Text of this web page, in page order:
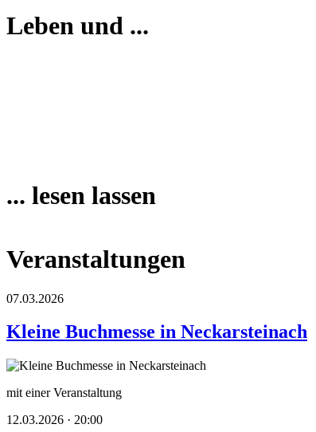
Leben und ...
... lesen lassen
Veranstaltungen
07.03.2026
Kleine Buchmesse in Neckarsteinach
mit einer Veranstaltung
12.03.2026 · 20:00